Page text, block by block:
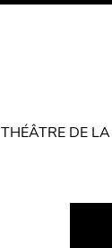
THÉÂTRE DE